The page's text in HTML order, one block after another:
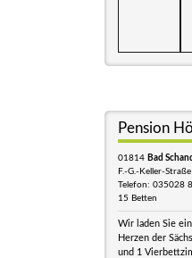
Pension
01814 Bad
F.-G.-Keller-
Telefon: 035028
15 Betten
Wir laden Sie
Herzen der
und 1